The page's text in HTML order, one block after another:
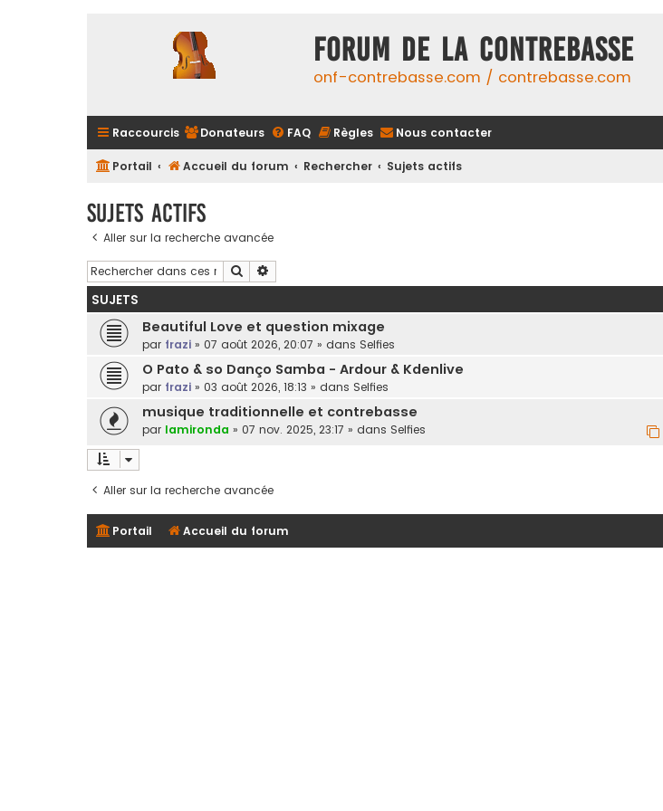
FORUM DE LA CONTREBASSE
onf-contrebasse.com / contrebasse.com
Raccourcis Donateurs FAQ Règles Nous contacter
Portail Accueil du forum Rechercher Sujets actifs
Sujets actifs
Aller sur la recherche avancée
Rechercher
SUJETS
Beautiful Love et question mixage
par frazi » 07 août 2026, 20:07 » dans Selfies
O Pato & so Danço Samba - Ardour & Kdenlive
par frazi » 03 août 2026, 18:13 » dans Selfies
musique traditionnelle et contrebasse
par lamironda » 07 nov. 2025, 23:17 » dans Selfies
Aller sur la recherche avancée
Portail Accueil du forum